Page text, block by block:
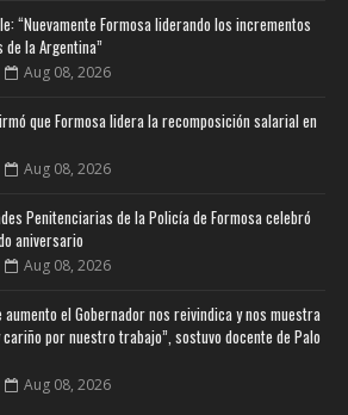
“Nuevamente Formosa liderando los incrementos
la Argentina”
Aug 08, 2026
que Formosa lidera la recomposición salarial en
Aug 08, 2026
Penitenciarias de la Policía de Formosa celebró
aniversario
Aug 08, 2026
aumento el Gobernador nos reivindica y nos muestra
por nuestro trabajo”, sostuvo docente de Palo
Aug 08, 2026